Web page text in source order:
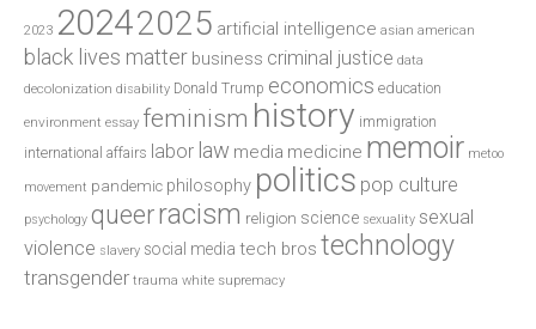
2023 20242025 artificial intelligence asian american
black lives matter business criminal justice data
decolonization disability Donald Trump economics education
environment essay feminism history immigration
international affairs labor law media medicine memoir metoo
movement pandemic philosophy politics pop culture
psychology queerracism religion science sexuality sexual
violence slavery social media tech bros technology
transgender trauma white supremacy